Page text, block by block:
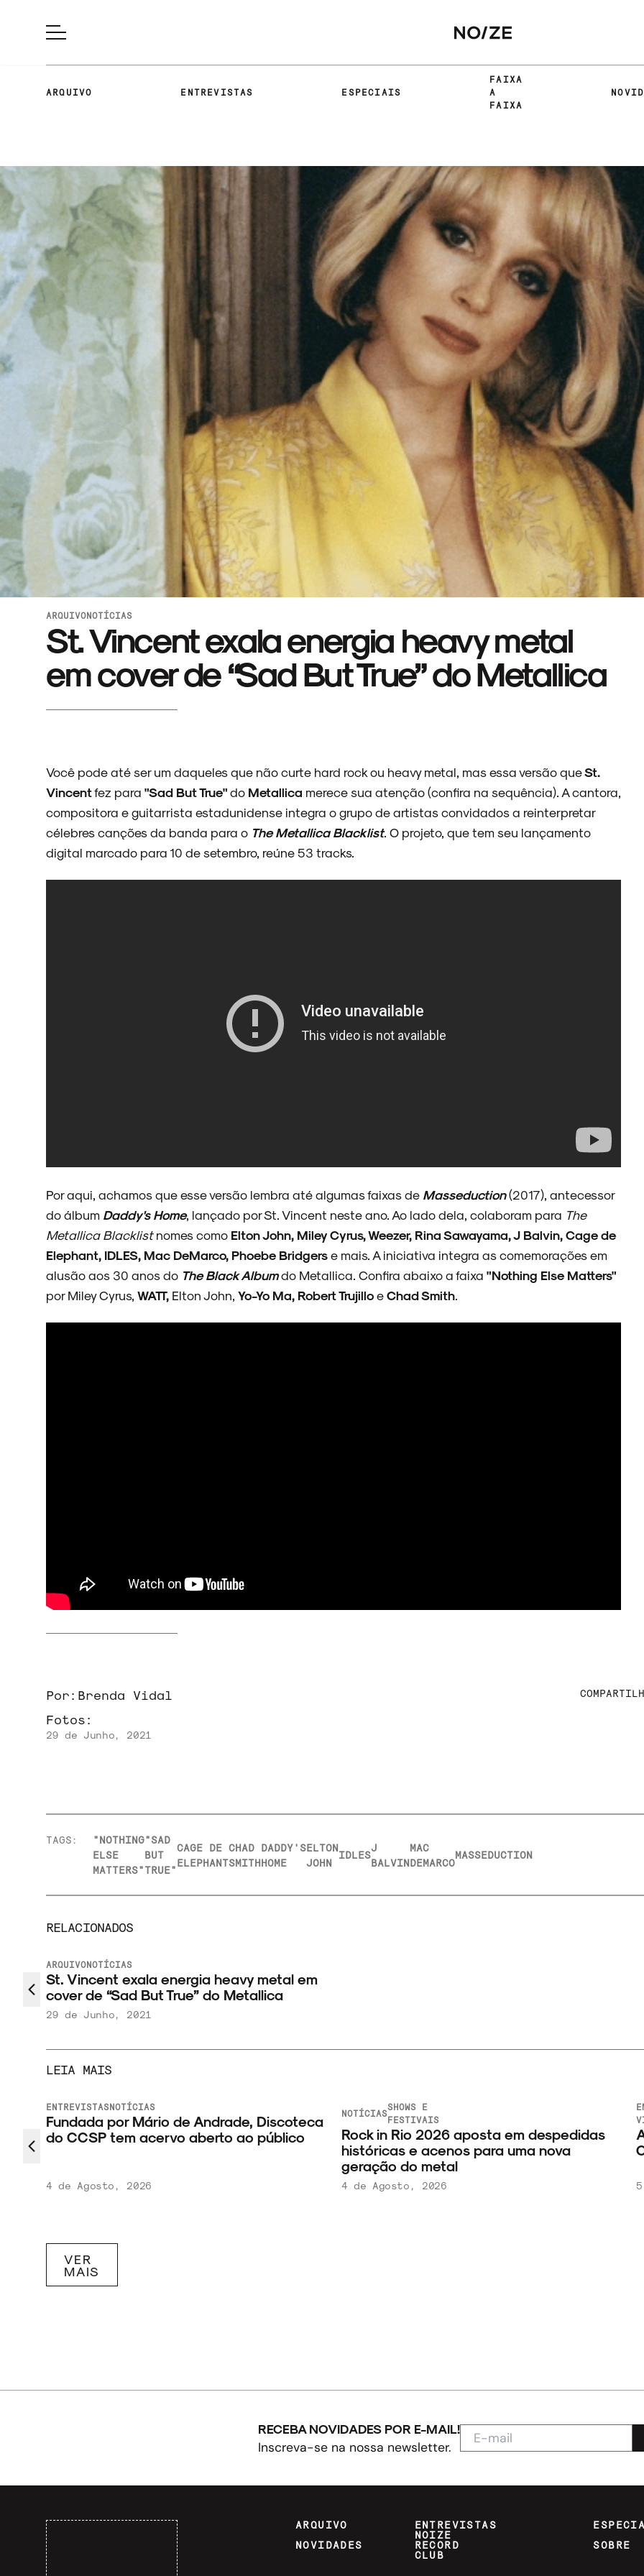
ENTREVISTAS
FAIXA A FAIXA
ARQUIVO ENTREVISTAS ESPECIAIS
FAIXA
A
FAIXA
ARQUIVONOTÍCIAS
St. Vincent exala energia heavy metal
em cover de “Sad But True” do Metallica
Você pode até ser um daqueles que não curte hard rock ou heavy metal, mas essa versão queSt.
Vincentfez para "Sad But True"do Metallica merece sua atenção (confira na sequência). A cantora,
compositora e guitarrista estadunidense integra o grupo de artistas convidados a reinterpretar
célebres canções da banda para o The Metallica Blacklist. O projeto, que tem seu lançamento
digital marcado para 10 de setembro, reúne 53 tracks.
Por aqui, achamos que esse versão lembra até algumas faixas de Masseduction(2017), antecessor
do álbum Daddy's Home, lançado por St. Vincent neste ano. Ao lado dela, colaboram para The
Metallica Blacklistnomes como Elton John, Miley Cyrus, Weezer, Rina Sawayama, J Balvin, Cage de
Elephant, IDLES, Mac DeMarco, Phoebe Bridgerse mais. A iniciativa integra as comemorações em
alusão aos 30 anos do The Black Albumdo Metallica. Confira abaixo a faixa "Nothing Else Matters"
por Miley Cyrus, WATT, Elton John, Yo-Yo Ma, Robert TrujilloeChad Smith
Por: Brenda Vidal
Fotos:
29 de Junho, 2021
TAGS:
"NOTHING
ELSE
MATTERS"
"SAD
BUT
TRUE"
CAGE DE
ELEPHANT
CHAD
SMITH
DADDY'S
HOME
ELTON
JOHN
IDLES
J
BALVIN
MAC
DEMARCO
MASSEDUCTION
RELACIONADOS
ARQUIVONOTÍCIAS
St. Vincent exala energia heavy metal em
cover de “Sad But True” do Metallica
29 de Junho, 2021
LEIA MAIS
ENTREVISTASNOTÍCIAS
Fundada por Mário de Andrade, Discoteca
do CCSP tem acervo aberto ao público
4 de Agosto, 2026
NOTÍCIAS
SHOWS E
FESTIVAIS
Rock in Rio 2026 aposta em despedidas
históricas e acenos para uma nova
geração do metal
4 de Agosto, 2026
VER
MAIS
RECEBA NOVIDADES POR E-MAIL!
Inscreva-se na nossa newsletter.
ARQUIVO ENTREVISTAS
NOVIDADES
NOIZE
RECORD
CLUB
SOBRE